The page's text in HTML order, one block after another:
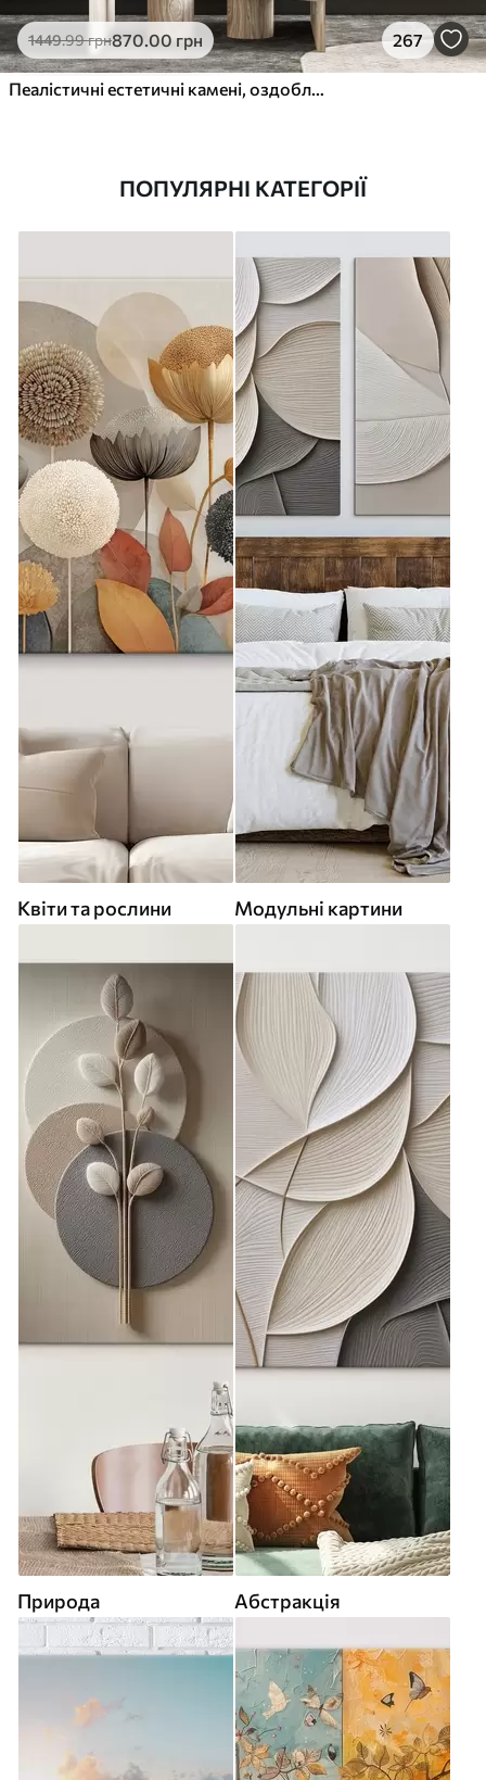
1449.99грн870.00 грн 267
Пеалістичні естетичні камені, оздоблення будинку, природне освітлення
ПОПУЛЯРНІ КАТЕГОРІЇ
Квіти та рослини Модульні картини
Природа Абстракція